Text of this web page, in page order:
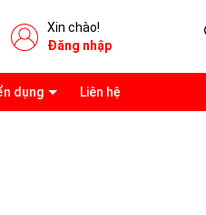
Xin chào!
Đăng nhập
dụng Liên hệ